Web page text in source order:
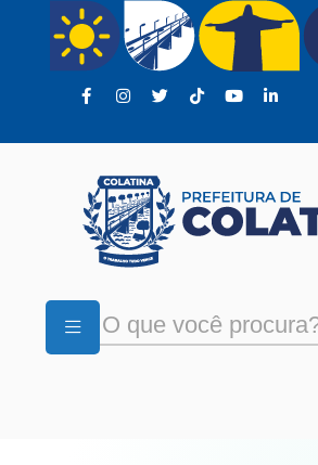
Pular para o conteúdo principal